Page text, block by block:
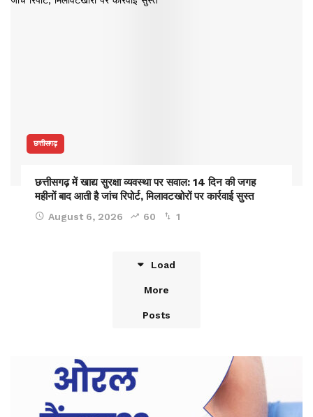
छत्तीसगढ़
छत्तीसगढ़ में खाद्य सुरक्षा व्यवस्था पर सवाल: 14 दिन की जगह
महीनों बाद आती है जांच रिपोर्ट, मिलावटखोरों पर कार्रवाई सुस्त
August 6, 2026 60 1
Load
More
Posts